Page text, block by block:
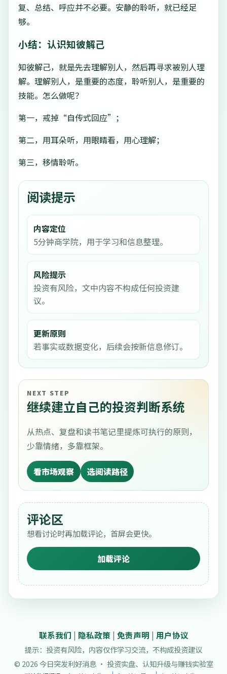
复、总结、呼应并不必要。安静的聆听，就已经足
够。
小结：认识知彼解己
知彼解己，就是先去理解别人，然后再寻求被别人理
解。理解别人，是重要的态度，聆听别人，是重要的
技能。怎么做呢？
第一，戒掉“自传式回应”；
第二，用耳朵听，用眼睛看，用心理解；
第三，移情聆听。
阅读提示
内容定位
5分钟商学院，用于学习和信息整理。
风险提示
投资有风险，文中内容不构成任何投资建
议。
更新原则
若事实或数据变化，后续会按新信息修订。
NEXT STEP
继续建立自己的投资判断系统
从热点、复盘和读书笔记里提炼可执行的原则，
少靠情绪，多靠框架。
看市场观察 选阅读路径
评论区
想看讨论时再加载评论，首屏会更快。
加载评论
联系我们 | 隐私政策 | 免责声明 | 用户协议
提示：投资有风险，内容仅作学习交流，不构成投资建议
© 2026 今日突发利好消息 · 投资实盘、认知升级与赚钱实验室